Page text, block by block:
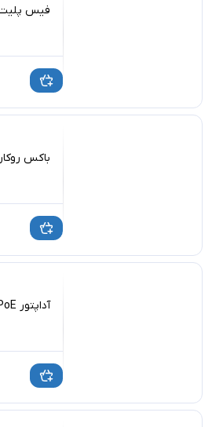
فیس
باکس روکار 80 × 80
آداپتور PoE تندا مدل PoE15F